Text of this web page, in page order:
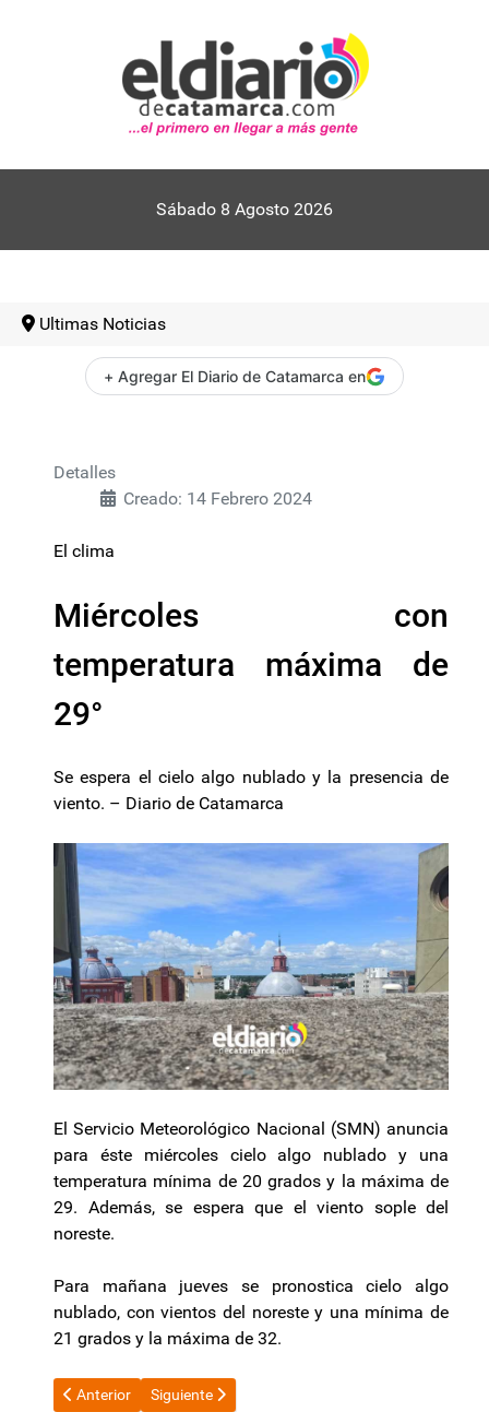
Sábado 8 Agosto 2026
Ultimas Noticias
+ Agregar El Diario de Catamarca en
Detalles
Creado: 14 Febrero 2024
El clima
Miércoles con
temperatura máxima de
29°
Se espera el cielo algo nublado y la presencia de
viento. – Diario de Catamarca
El Servicio Meteorológico Nacional (SMN) anuncia
para éste miércoles cielo algo nublado y una
temperatura mínima de 20 grados y la máxima de
29. Además, se espera que el viento sople del
noreste.
Para mañana jueves se pronostica cielo algo
nublado, con vientos del noreste y una mínima de
21 grados y la máxima de 32.
Artículo anterior: Reapareció Cristina Kirchner con un
Anterior Artículo siguiente: El mensaje de Cristina
Siguiente